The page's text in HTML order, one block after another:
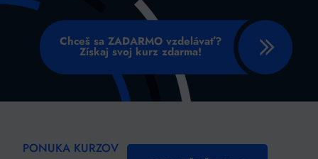
Chceš sa ZADARMO vzdelávať?
Získaj svoj kurz zdarma!
PONUKA KURZOV